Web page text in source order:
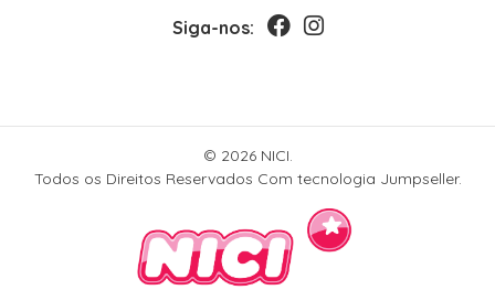
Siga-nos:
© 2026 NICI.
Todos os Direitos Reservados Com tecnologia Jumpseller.